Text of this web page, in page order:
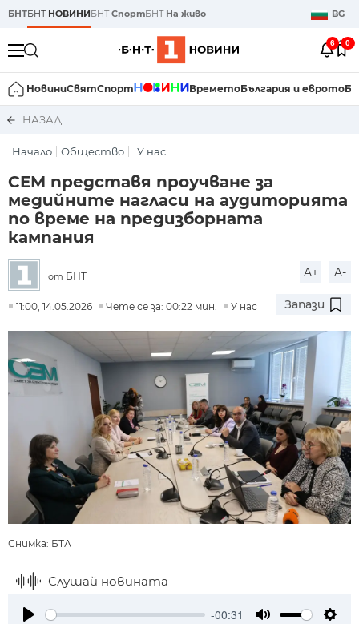
БНТБНТ НОВИНИБНТСпортБНТ На живо BG
6 0
НовиниСвятСпорт ВреметоБългария и еврото
НАЗАД
Начало Общество У нас
СЕМ представя проучване за
медийните нагласи на аудиторията
по време на предизборната
кампания
от БНТ A+ A-
11:00, 14.05.2026 Чете се за: 00:22 мин. У нас Запази
Снимка: БТА
Слушай новината
-00:31